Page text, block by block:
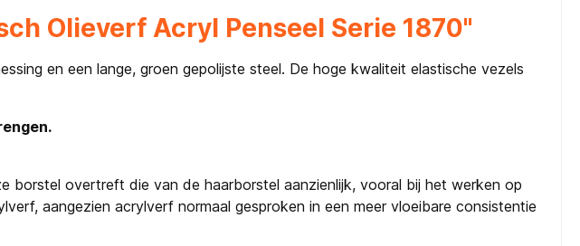
Olieverf Acryl Penseel Serie 1870"
en een lange, groen gepolijste steel. De hoge kwaliteit elastische vezels
borstel overtreft die van de haarborstel aanzienlijk, vooral bij het werken op
aangezien acrylverf normaal gesproken in een meer vloeibare consistentie